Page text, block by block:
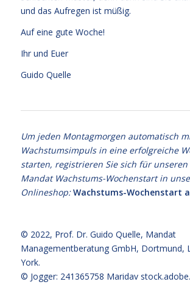
und das Aufregen ist müßig.
Auf eine gute Woche!
Ihr und Euer
Guido Quelle
Um jeden Montagmorgen automatisch
Wachstumsimpuls in eine erfolgreiche
starten, registrieren Sie sich für
Mandat Wachstums-Wochenstart in
Onlineshop:Wachstums-Wochenstart
© 2022, Prof. Dr. Guido Quelle, Mandat
Managementberatung GmbH, Dortmund,
York.
© Jogger: 241365758 Maridav